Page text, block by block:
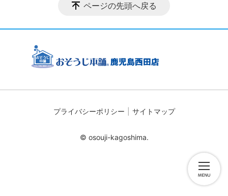
ページの先頭へ戻る
プライバシーポリシー サイトマップ
© osouji-kagoshima.